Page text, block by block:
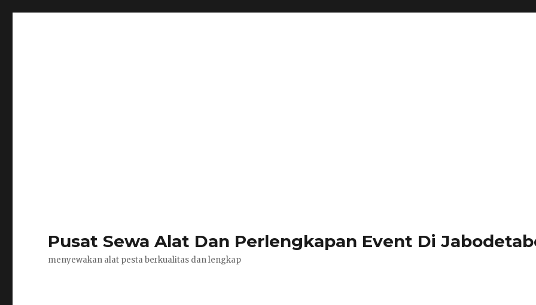
Pusat Sewa Alat Dan Perlengkapan Event Di
menyewakan alat pesta berkualitas dan lengkap